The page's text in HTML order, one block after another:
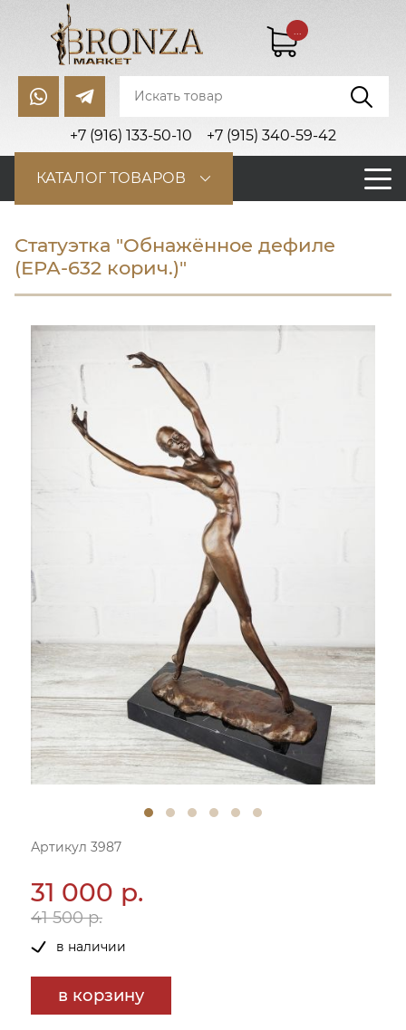
+7 (916) 133-50-10 +7 (915) 340-59-42
...
КАТАЛОГ ТОВАРОВ
Статуэтка "Обнажённое дефиле
(ЕРА-632 корич.)"
Артикул 3987
31 000 р.
41 500 р.
в наличии
в корзину